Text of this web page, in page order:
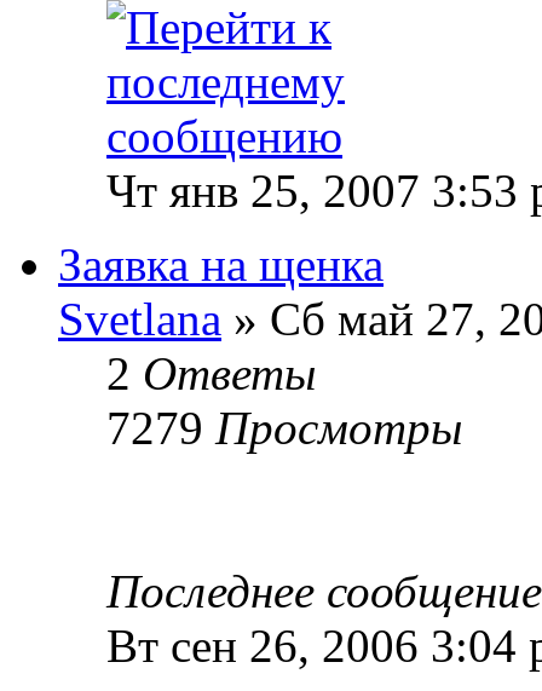
Чт янв 25, 2007 3:53
Заявка на щенка
Svetlana » Сб май 27,
2 Ответы
7279 Просмотры
Последнее
Вт сен 26, 2006 3:04